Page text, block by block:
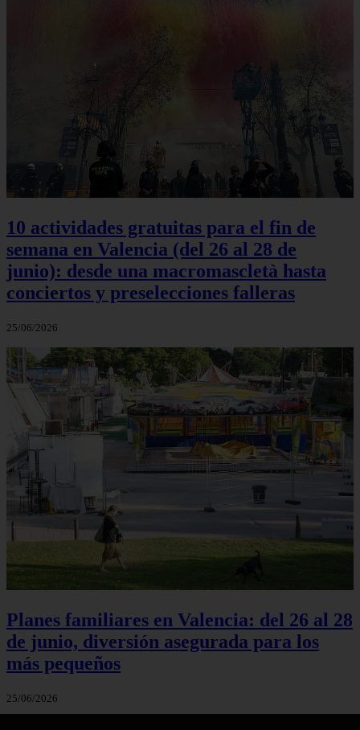
10 actividades gratuitas para el fin de
semana en Valencia (del 26 al 28 de
junio): desde una macromascletà hasta
conciertos y preselecciones falleras
25/06/2026
Planes familiares en Valencia: del 26 al 28
de junio, diversión asegurada para los
más pequeños
25/06/2026